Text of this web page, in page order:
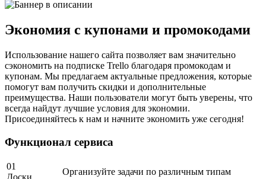
Экономия с купонами и промокодами
Использование нашего сайта позволяет вам значительно
сэкономить на подписке Trello благодаря промокодам и
купонам. Мы предлагаем актуальные предложения, которые
помогут вам получить скидки и дополнительные
преимущества. Наши пользователи могут быть уверены, что
всегда найдут лучшие условия для экономии.
Присоединяйтесь к нам и начните экономить уже сегодня!
Функционал сервиса
01
Организуйте задачи по различным типам